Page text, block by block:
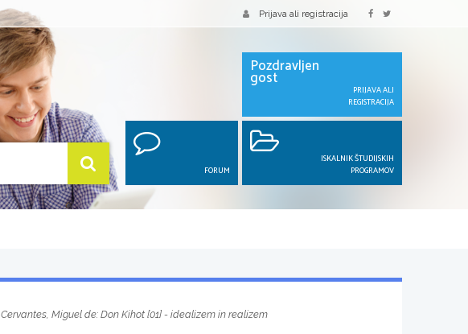
Prijava ali registracija
Pozdravljen
gost
PRIJAVA ALI
REGISTRACIJA
FORUM
ISKALNIK ŠTUDIJSKIH
PROGRAMOV
Cervantes, Miguel de: Don Kihot [01] - idealizem in realizem